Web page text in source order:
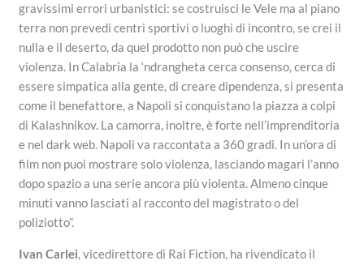
gravissimi errori urbanistici: se costruisci le Vele ma al piano
terra non prevedi centri sportivi o luoghi di incontro, se crei il
nulla e il deserto, da quel prodotto non può che uscire
violenza. In Calabria la ‘ndrangheta cerca consenso, cerca di
essere simpatica alla gente, di creare dipendenza, si presenta
come il benefattore, a Napoli si conquistano la piazza a colpi
di Kalashnikov. La camorra, inoltre, è forte nell’imprenditoria
e nel dark web. Napoli va raccontata a 360 gradi. In un’ora di
film non puoi mostrare solo violenza, lasciando magari l’anno
dopo spazio a una serie ancora più violenta. Almeno cinque
minuti vanno lasciati al racconto del magistrato o del
poliziotto”.
Ivan Carlei, vicedirettore di Rai Fiction, ha rivendicato il